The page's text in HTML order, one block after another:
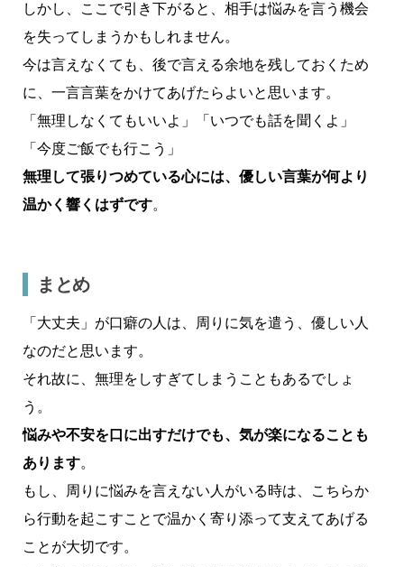
しかし、ここで引き下がると、相手は悩みを言う機会
を失ってしまうかもしれません。
今は言えなくても、後で言える余地を残しておくため
に、一言言葉をかけてあげたらよいと思います。
「無理しなくてもいいよ」「いつでも話を聞くよ」
「今度ご飯でも行こう」
無理して張りつめている心には、優しい言葉が何より
温かく響くはずです。
まとめ
「大丈夫」が口癖の人は、周りに気を遣う、優しい人
なのだと思います。
それ故に、無理をしすぎてしまうこともあるでしょ
う。
悩みや不安を口に出すだけでも、気が楽になることも
あります。
もし、周りに悩みを言えない人がいる時は、こちらか
ら行動を起こすことで温かく寄り添って支えてあげる
ことが大切です。